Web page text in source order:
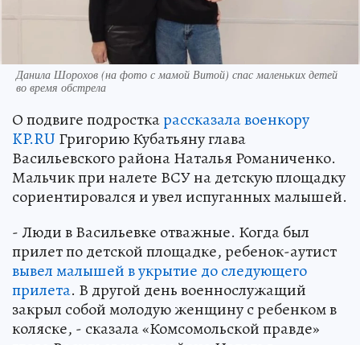
Данила Шорохов (на фото с мамой Витой) спас маленьких детей
во время обстрела
О подвиге подросткарассказала военкору
KP.RU Григорию Кубатьяну глава
Васильевского района Наталья Романиченко.
Мальчик при налете ВСУ на детскую площадку
сориентировался и увел испуганных малышей.
- Люди в Васильевке отважные. Когда был
прилет по детской площадке, ребенок-аутист
вывел малышей в укрытие до следующего
прилета. В другой день военнослужащий
закрыл собой молодую женщину с ребенком в
коляске, - сказала «Комсомольской правде»